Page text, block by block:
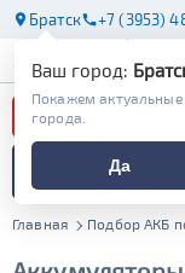
Братск +7 (3953)
АКБ
ПОДБОР
Главная Подбор АКБ
Ваш город:
Покажем
города.
Да